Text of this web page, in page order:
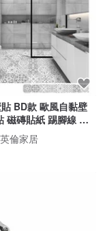
BD款 歐風自黏壁
磁磚貼紙 踢腳線 防
倫家居